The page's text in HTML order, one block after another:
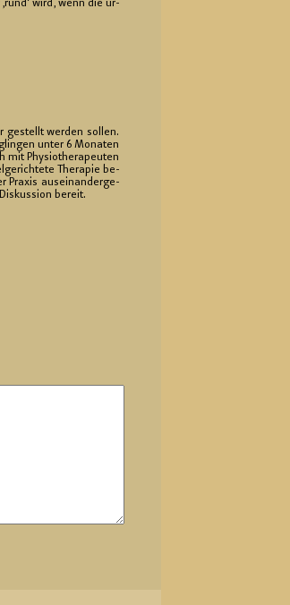
wird, wenn die ur­
ge­stellt wer­den sol­len.
unter 6 Mo­na­ten
mit Phy­sio­the­ra­peu­ten
The­ra­pie be­
Pra­xis aus­ein­an­der­ge­
be­reit.